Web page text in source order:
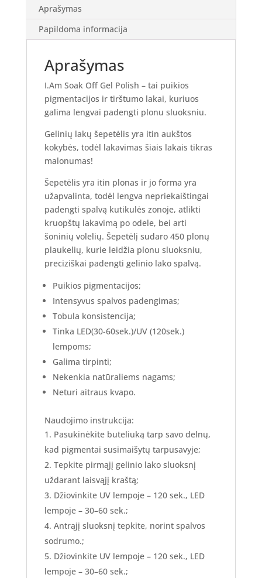
7ml.Aprašymas
Papildoma informacija
Aprašymas
I.Am Soak Off Gel Polish – tai puikios
pigmentacijos ir tirštumo lakai, kuriuos
galima lengvai padengti plonu sluoksniu.
Gelinių lakų šepetėlis yra itin aukštos
kokybės, todėl lakavimas šiais lakais tikras
malonumas!
Šepetėlis yra itin plonas ir jo forma yra
užapvalinta, todėl lengva nepriekaištingai
padengti spalvą kutikulės zonoje, atlikti
kruopštų lakavimą po odele, bei arti
šoninių volelių. Šepetėlį sudaro 450 plonų
plaukelių, kurie leidžia plonu sluoksniu,
preciziškai padengti gelinio lako spalvą.
Puikios pigmentacijos;
Intensyvus spalvos padengimas;
Tobula konsistencija;
Tinka LED(30-60sek.)/UV (120sek.)
lempoms;
Galima tirpinti;
Nekenkia natūraliems nagams;
Neturi aitraus kvapo.
Naudojimo instrukcija:
Pasukinėkite buteliuką tarp savo delnų,
kad pigmentai susimaišytų tarpusavyje;
Tepkite pirmąjį gelinio lako sluoksnį
uždarant laisvąjį kraštą;
Džiovinkite UV lempoje – 120 sek., LED
lempoje – 30–60 sek.;
Antrąjį sluoksnį tepkite, norint spalvos
sodrumo.;
Džiovinkite UV lempoje – 120 sek., LED
lempoje – 30–60 sek.;